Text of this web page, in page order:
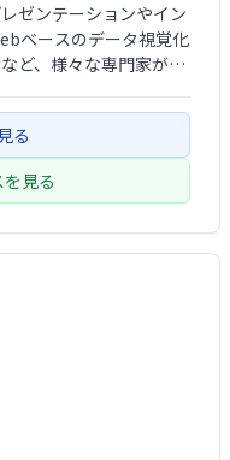
ゼンテーションやイン
ベースのデータ視覚化
ど、様々な専門家がグ
クトやイニシアチブに
有 …
る
見る